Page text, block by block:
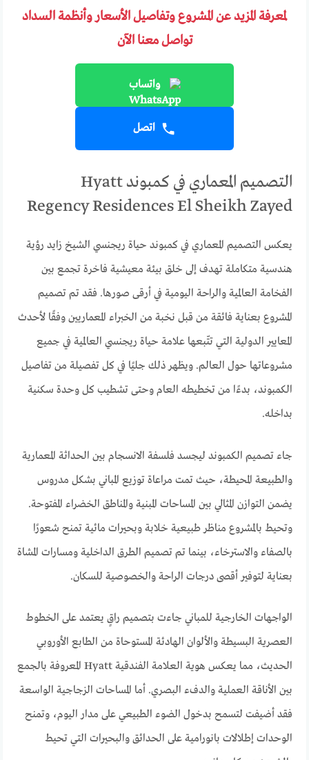
لمعرفة المزيد عن المشروع وتفاصيل الأسعار وأنظمة السداد
تواصل معنا الآن
واتساب
اتصل
التصميم المعماري في كمبوند Hyatt
Regency Residences El Sheikh Zayed
يعكس التصميم المعماري في كمبوند حياة ريجنسي الشيخ زايد رؤية
هندسية متكاملة تهدف إلى خلق بيئة معيشية فاخرة تجمع بين
الفخامة العالمية والراحة اليومية في أرقى صورها. فقد تم تصميم
المشروع بعناية فائقة من قبل نخبة من الخبراء المعماريين وفقًا لأحدث
المعايير الدولية التي تتّبعها علامة حياة ريجنسي العالمية في جميع
مشروعاتها حول العالم. ويظهر ذلك جليًا في كل تفصيلة من تفاصيل
الكمبوند، بدءًا من تخطيطه العام وحتى تشطيب كل وحدة سكنية
بداخله.
جاء تصميم الكمبوند ليجسد فلسفة الانسجام بين الحداثة المعمارية
والطبيعة المحيطة، حيث تمت مراعاة توزيع المباني بشكل مدروس
يضمن التوازن المثالي بين المساحات المبنية والمناطق الخضراء المفتوحة.
وتحيط بالمشروع مناظر طبيعية خلابة وبحيرات مائية تمنح شعورًا
بالصفاء والاسترخاء، بينما تم تصميم الطرق الداخلية ومسارات المشاة
بعناية لتوفير أقصى درجات الراحة والخصوصية للسكان.
الواجهات الخارجية للمباني جاءت بتصميم راقٍ يعتمد على الخطوط
العصرية البسيطة والألوان الهادئة المستوحاة من الطابع الأوروبي
الحديث، مما يعكس هوية العلامة الفندقية Hyatt المعروفة بالجمع
بين الأناقة العملية والدفء البصري. أما المساحات الزجاجية الواسعة
فقد أضيفت لتسمح بدخول الضوء الطبيعي على مدار اليوم، وتمنح
الوحدات إطلالات بانورامية على الحدائق والبحيرات التي تحيط